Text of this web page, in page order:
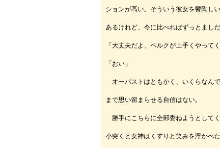
ションが高い。そういう彼女を鬱陶し
あるけれど、今に比べればずっとまし
「大丈夫だよ、ベルクが上手くやって
「おい」
オーバストはともかく、いくらなん
まで思い留まらせる自信はない。
勝手にこちらに全部委ねようとして
小突くと女神はくすりと笑みを浮かべ